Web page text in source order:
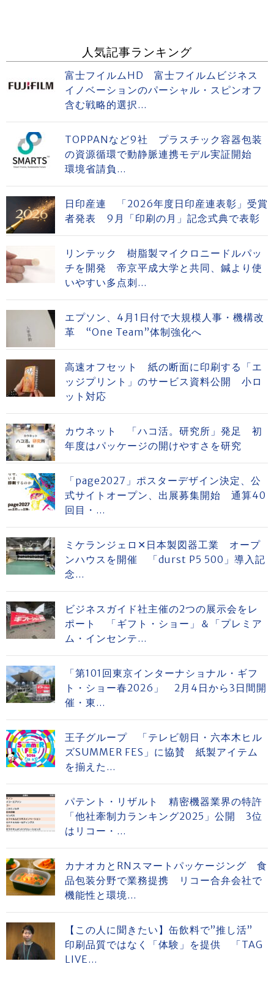
人気記事ランキング
富士フイルムHD 富士フイルムビジネス
イノベーションのパーシャル・スピンオフ
含む戦略的選択...
TOPPANなど9社 プラスチック容器包装
の資源循環で動静脈連携モデル実証開始
環境省請負...
日印産連 「2026年度日印産連表彰」受賞
者発表 9月「印刷の月」記念式典で表彰
リンテック 樹脂製マイクロニードルパッ
チを開発 帝京平成大学と共同、鍼より使
いやすい多点刺...
エプソン、4月1日付で大規模人事・機構改
革 “One Team”体制強化へ
高速オフセット 紙の断面に印刷する「エ
ッジプリント」のサービス資料公開 小ロ
ット対応
カウネット 「ハコ活。研究所」発足 初
年度はパッケージの開けやすさを研究
「page2027」ポスターデザイン決定、公
式サイトオープン、出展募集開始 通算40
回目・...
ミケランジェロ✕日本製図器工業 オープ
ンハウスを開催 「durst P5 500」導入記
念...
ビジネスガイド社主催の2つの展示会をレ
ポート 「ギフト・ショー」＆「プレミア
ム・インセンテ...
「第101回東京インターナショナル・ギフ
ト・ショー春2026」 2月4日から3日間開
催・東...
王子グループ 「テレビ朝日・六本木ヒル
ズSUMMER FES」に協賛 紙製アイテム
を揃えた...
パテント・リザルト 精密機器業界の特許
「他社牽制力ランキング2025」公開 3位
はリコー・...
カナオカとRNスマートパッケージング 食
品包装分野で業務提携 リコー合弁会社で
機能性と環境...
【この人に聞きたい】缶飲料で”推し活”
印刷品質ではなく「体験」を提供 「TAG
LIVE...